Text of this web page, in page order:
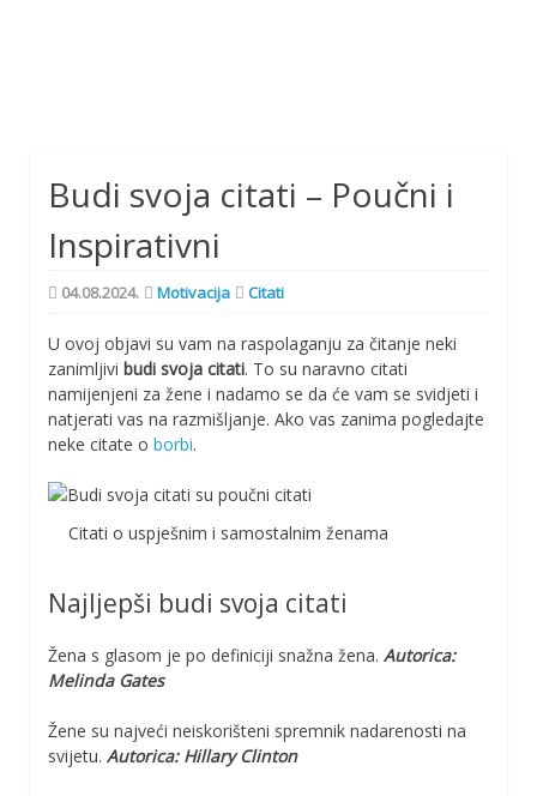
Budi svoja citati – Poučni i
Inspirativni
04.08.2024. Motivacija Citati
U ovoj objavi su vam na raspolaganju za čitanje neki
zanimljivi budi svoja citati. To su naravno citati
namijenjeni za žene i nadamo se da će vam se svidjeti i
natjerati vas na razmišljanje. Ako vas zanima pogledajte
neke citate o borbi.
Citati o uspješnim i samostalnim ženama
Najljepši budi svoja citati
Žena s glasom je po definiciji snažna žena. Autorica:
Melinda Gates
Žene su najveći neiskorišteni spremnik nadarenosti na
svijetu. Autorica: Hillary Clinton